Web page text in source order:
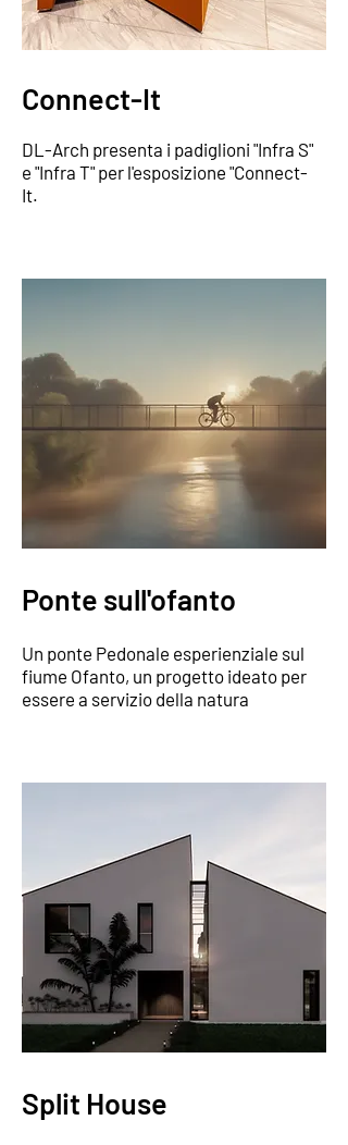
Connect-It
DL-Arch presenta i padiglioni "Infra S"
e "Infra T" per l'esposizione "Connect-
It.
Ponte sull'ofanto
Un ponte Pedonale esperienziale sul
fiume Ofanto, un progetto ideato per
essere a servizio della natura
Split House